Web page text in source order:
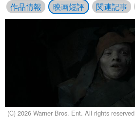
作品情報 映画短評 関連記事
(C) 2026 Warner Bros. Ent. All rights reserved